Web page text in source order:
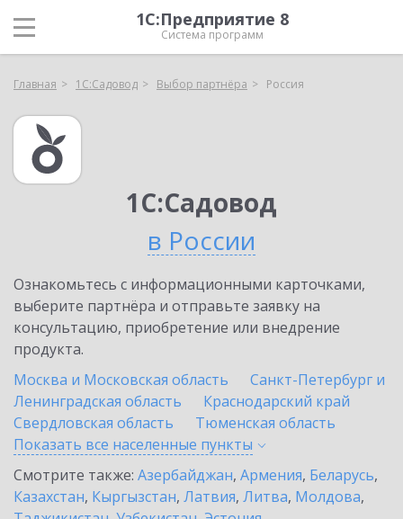
1С:Предприятие 8
Система программ
Главная 1С:Садовод Выбор партнёра Россия
1С:Садовод
в России
Ознакомьтесь с информационными карточками,
выберите партнёра и отправьте заявку на
консультацию, приобретение или внедрение
продукта.
Москва и Московская область
Санкт-Петербург и
Ленинградская область
Краснодарский край
Свердловская область
Тюменская область
Показать все населенные пункты
Смотрите также: Азербайджан, Армения, Беларусь,
Казахстан, Кыргызстан, Латвия, Литва, Молдова,